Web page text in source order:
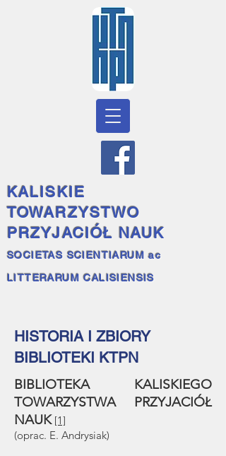
KALISKIE
TOWARZYSTWO
PRZYJACIÓŁ NAUK
SOCIETAS SCIENTIARUM ac
LITTERARUM CALISIENSIS
HISTORIA I ZBIORY
BIBLIOTEKI KTPN
BIBLIOTEKA KALISKIEGO
TOWARZYSTWA PRZYJACIÓŁ
NAUK [1]
(oprac. E. Andrysiak)